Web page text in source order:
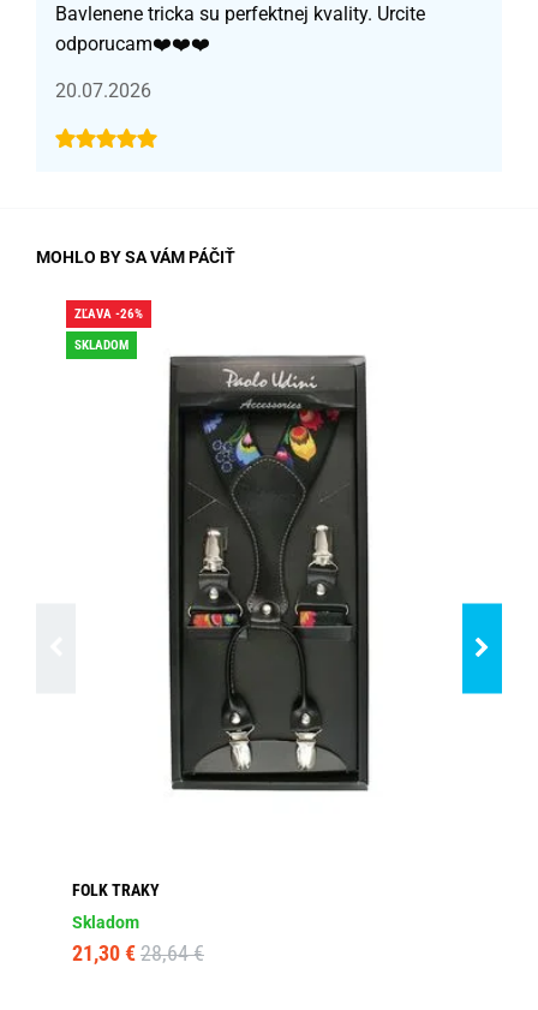
Bavlenene tricka su perfektnej kvality. Urcite
odporucam❤️❤️❤️
20.07.2026
MOHLO BY SA VÁM PÁČIŤ
ZĽAVA -26%
SKLADOM
FOLK TRAKY
Skladom
21,30 € 28,64 €